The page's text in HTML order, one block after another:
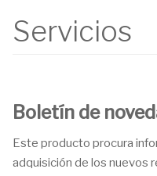
Servicios
Boletín de
Este producto procura
adquisición de los nuevos